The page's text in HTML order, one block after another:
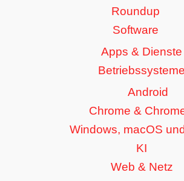
Roundup
Software
Apps & Dienste
Betriebssysteme
Android
Chrome &
Windows, macOS
KI
Web & Netz